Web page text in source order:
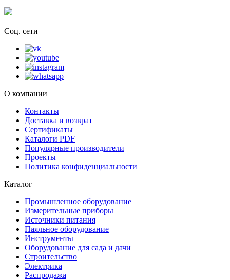
Соц. сети
О компании
Контакты
Доставка и возврат
Сертификаты
Каталоги PDF
Популярные производители
Проекты
Политика конфиденциальности
Каталог
Промышленное оборудование
Измерительные приборы
Источники питания
Паяльное оборудование
Инструменты
Оборудование для сада и дачи
Строительство
Электрика
Распродажа